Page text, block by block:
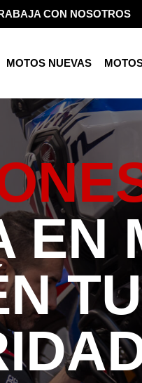
CON NOSOTROS
MOTOS NUEVAS
EN